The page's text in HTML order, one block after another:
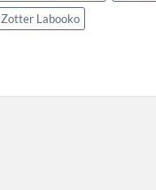
Zotter Labooko